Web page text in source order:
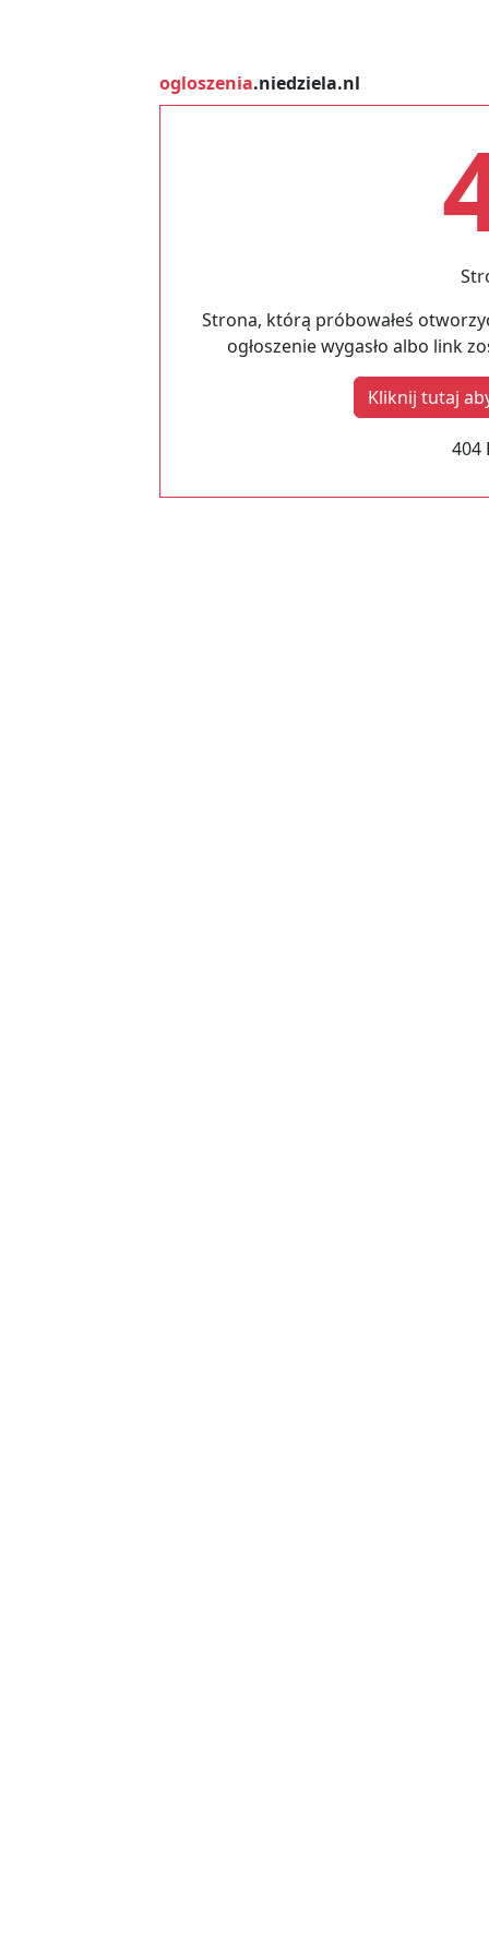
ogloszenia.niedziela.nl
Strona, którą próbowałeś
ogłoszenie wygasło albo link
Kliknij tutaj
404